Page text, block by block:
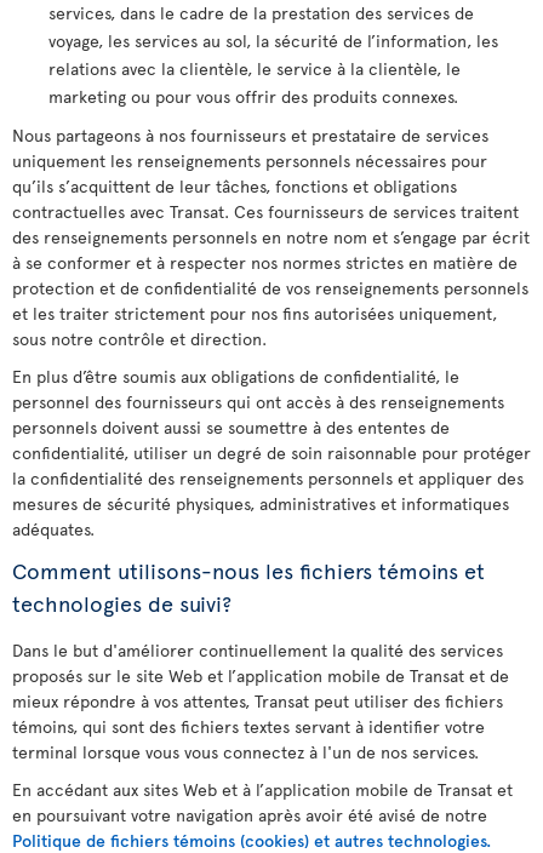
services, dans le cadre de la prestation des services de
voyage, les services au sol, la sécurité de l’information, les
relations avec la clientèle, le service à la clientèle, le
marketing ou pour vous offrir des produits connexes.
Nous partageons à nos fournisseurs et prestataire de services
uniquement les renseignements personnels nécessaires pour
qu’ils s’acquittent de leur tâches, fonctions et obligations
contractuelles avec Transat. Ces fournisseurs de services traitent
des renseignements personnels en notre nom et s’engage par écrit
à se conformer et à respecter nos normes strictes en matière de
protection et de confidentialité de vos renseignements personnels
et les traiter strictement pour nos fins autorisées uniquement,
sous notre contrôle et direction.
En plus d’être soumis aux obligations de confidentialité, le
personnel des fournisseurs qui ont accès à des renseignements
personnels doivent aussi se soumettre à des ententes de
confidentialité, utiliser un degré de soin raisonnable pour protéger
la confidentialité des renseignements personnels et appliquer des
mesures de sécurité physiques, administratives et informatiques
adéquates.
Comment utilisons-nous les fichiers témoins et
technologies de suivi?
Dans le but d'améliorer continuellement la qualité des services
proposés sur le site Web et l’application mobile de Transat et de
mieux répondre à vos attentes, Transat peut utiliser des fichiers
témoins, qui sont des fichiers textes servant à identifier votre
terminal lorsque vous vous connectez à l'un de nos services.
En accédant aux sites Web et à l’application mobile de Transat et
en poursuivant votre navigation après avoir été avisé de notre
Politique de fichiers témoins (cookies) et autres technologies.